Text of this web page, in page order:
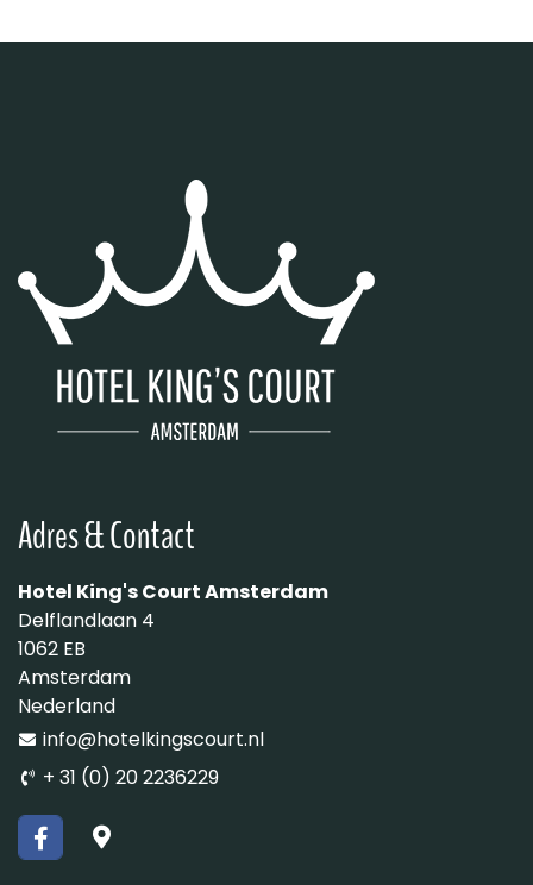
Adres & Contact
Hotel King's Court Amsterdam
Delflandlaan 4
1062 EB
Amsterdam
Nederland
info@hotelkingscourt.nl
+ 31 (0) 20 2236229